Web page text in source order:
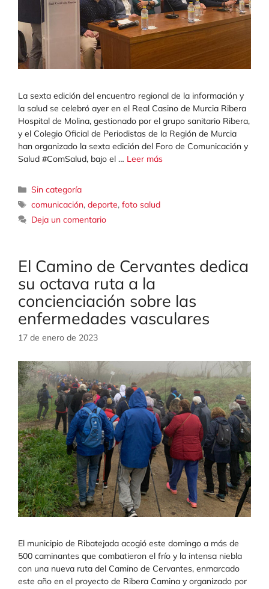
La sexta edición del encuentro regional de la información y
la salud se celebró ayer en el Real Casino de Murcia Ribera
Hospital de Molina, gestionado por el grupo sanitario Ribera,
y el Colegio Oficial de Periodistas de la Región de Murcia
han organizado la sexta edición del Foro de Comunicación y
Salud #ComSalud, bajo el … Leer más
Categorías
Sin categoría
Etiquetas
comunicación,deporte,foto salud
Deja un comentario
El Camino de Cervantes dedica
su octava ruta a la
concienciación sobre las
enfermedades vasculares
17 de enero de 2023
El municipio de Ribatejada acogió este domingo a más de
500 caminantes que combatieron el frío y la intensa niebla
con una nueva ruta del Camino de Cervantes, enmarcado
este año en el proyecto de Ribera Camina y organizado por